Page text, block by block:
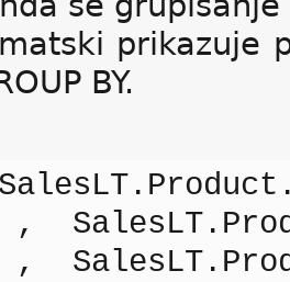
prikazuje
BY.